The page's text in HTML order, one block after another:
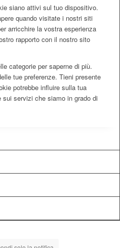
siano attivi sul tuo dispositivo.
quando visitate i nostri siti
arricchire la vostra esperienza
rapporto con il nostro sito
categorie per saperne di più.
tue preferenze. Tieni presente
potrebbe influire sulla tua
servizi che siamo in grado di